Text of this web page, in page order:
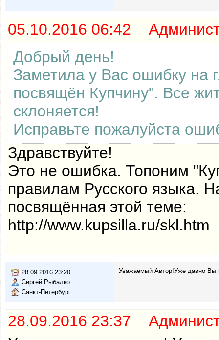
05.10.2016 06:42
Добрый день!
Заметила у Вас ошибку на
посвящён Купчину". Все
склоняется!
Исправьте пожалуйста
Здравствуйте!
Это не ошибка. Топоним
правилам Русского языка.
посвящённая этой теме:
http://www.kupsilla.ru/skl.htm
28.09.2016 23:20
Сергей Рыбалко
Санкт-Петербург
Уважаемый Автор!Уже давно Вы
28.09.2016 23:37